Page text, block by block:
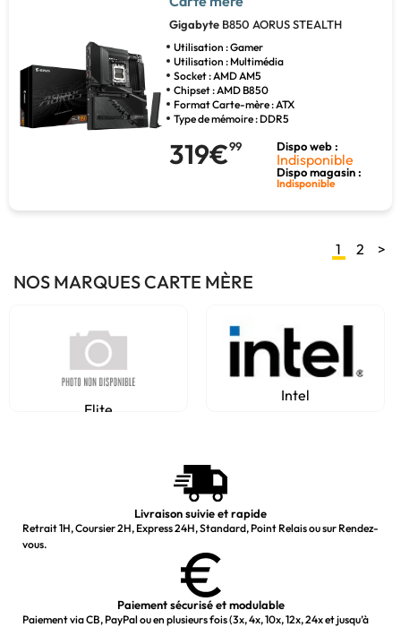
Gigabyte B850 AORUS STEALTH
Utilisation : Gamer
Utilisation : Multimédia
Socket : AMD AM5
Chipset : AMD B850
Format Carte-mère : ATX
Type de mémoire : DDR5
319€99 Dispo web :
Indisponible
Dispo magasin :
Indisponible
1 2 >
NOS MARQUES CARTE MÈRE
Elite
Intel
Livraison suivie et rapide
Retrait 1H, Coursier 2H, Express 24H, Standard, Point Relais ou sur Rendez-
vous.
Paiement sécurisé et modulable
Paiement via CB, PayPal ou en plusieurs fois (3x, 4x, 10x, 12x, 24x et jusqu’à